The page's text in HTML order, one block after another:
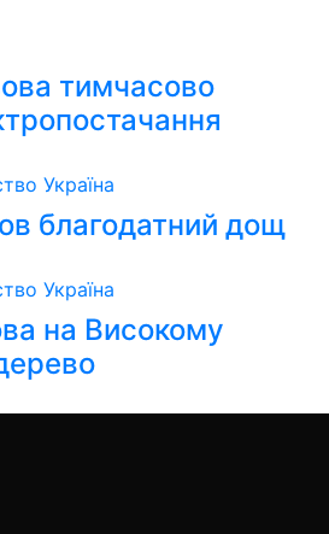
тимчасово
Україна
благодатний дощ
Україна
на Високому